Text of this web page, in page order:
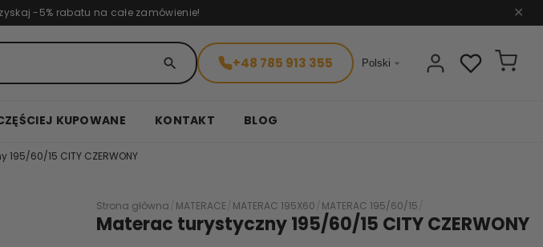
-5% rabatu na całe zamówienie! ✕
search +48 785 913 355 Polski 
KUPOWANE KONTAKT BLOG
60/15 CITY CZERWONY
Strona główna MATERACE MATERAC 195X60 MATERAC 195/60/15
Materac turystyczny 195/60/15 CITY CZERWONY